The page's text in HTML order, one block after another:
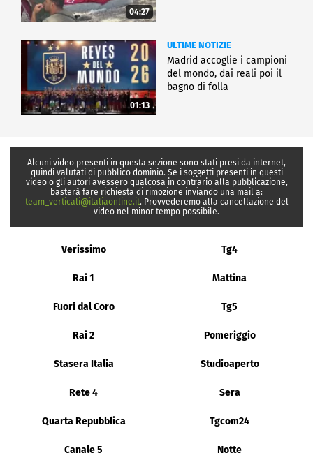
04:27
01:13
ULTIME NOTIZIE
Madrid accoglie i campioni
del mondo, dai reali poi il
bagno di folla
Alcuni video presenti in questa sezione sono stati presi da internet,
quindi valutati di pubblico dominio. Se i soggetti presenti in questi
video o gli autori avessero qualcosa in contrario alla pubblicazione,
basterà fare richiesta di rimozione inviando una mail a:
team_verticali@italiaonline.it. Provvederemo alla cancellazione del
video nel minor tempo possibile.
Verissimo Tg4
Rai 1 Mattina
Fuori dal Coro Tg5
Rai 2 Pomeriggio
Stasera Italia Studioaperto
Rete 4 Sera
Quarta Repubblica Tgcom24
Canale 5 Notte